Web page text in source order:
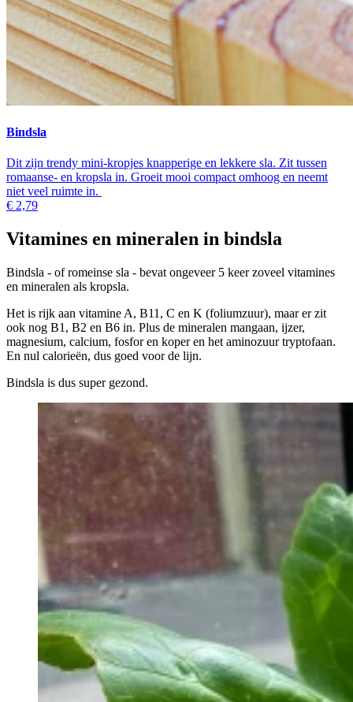
Bindsla
Dit zijn trendy mini-kropjes knapperige en lekkere sla. Zit tussen
romaanse- en kropsla in. Groeit mooi compact omhoog en neemt
niet veel ruimte in.
€ 2,79
Vitamines en mineralen in bindsla
Bindsla - of romeinse sla - bevat ongeveer 5 keer zoveel vitamines
en mineralen als kropsla.
Het is rijk aan vitamine A, B11, C en K (foliumzuur), maar er zit
ook nog B1, B2 en B6 in. Plus de mineralen mangaan, ijzer,
magnesium, calcium, fosfor en koper en het aminozuur tryptofaan.
En nul calorieën, dus goed voor de lijn.
Bindsla is dus super gezond.